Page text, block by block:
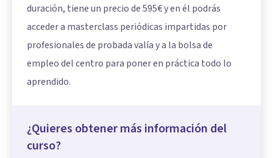
duración, tiene un precio de 595€ y en él podrás
acceder a masterclass periódicas impartidas por
profesionales de probada valía y a la bolsa de
empleo del centro para poner en práctica todo lo
aprendido.
¿Quieres obtener más información del
curso?